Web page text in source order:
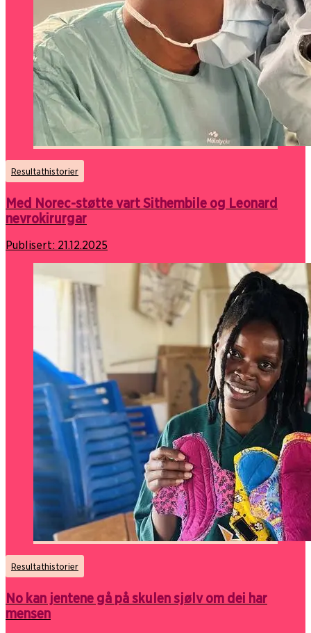
Resultathistorier
Med Norec-støtte vart Sithembile og Leonard
nevrokirurgar
Publisert: 21.12.2025
Resultathistorier
No kan jentene gå på skulen sjølv om dei har
mensen